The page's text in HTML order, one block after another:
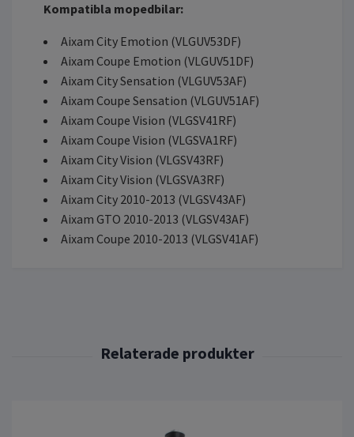
Kompatibla mopedbilar:
Aixam City Emotion (VLGUV53DF)
Aixam Coupe Emotion (VLGUV51DF)
Aixam City Sensation (VLGUV53AF)
Aixam Coupe Sensation (VLGUV51AF)
Aixam Coupe Vision (VLGSV41RF)
Aixam Coupe Vision (VLGSVA1RF)
Aixam City Vision (VLGSV43RF)
Aixam City Vision (VLGSVA3RF)
Aixam City 2010-2013 (VLGSV43AF)
Aixam GTO 2010-2013 (VLGSV43AF)
Aixam Coupe 2010-2013 (VLGSV41AF)